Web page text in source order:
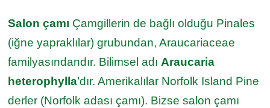
Salon çamı Çamgillerin de bağlı olduğu Pinales
(iğne yapraklılar) grubundan, Araucariaceae
familyasındandır. Bilimsel adı Araucaria
heterophylla’dır. Amerikalılar Norfolk Island Pine
derler (Norfolk adası çamı). Bizse salon çamı